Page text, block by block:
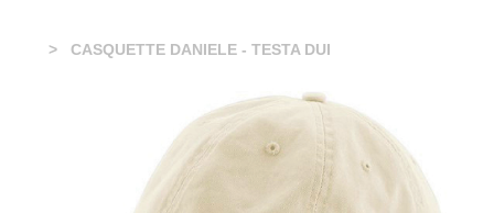
CASQUETTE DANIELE - TESTA DUI